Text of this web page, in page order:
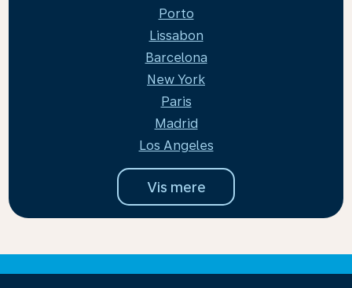
Porto
Lissabon
Barcelona
New York
Paris
Madrid
Los Angeles
Vis mere